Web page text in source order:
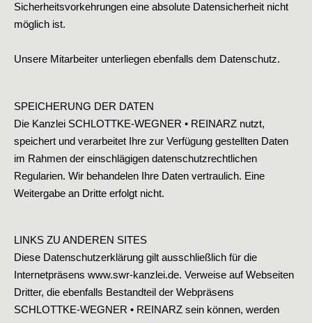
Sicherheitsvorkehrungen eine absolute Datensicherheit nicht
möglich ist.
Unsere Mitarbeiter unterliegen ebenfalls dem Datenschutz.
SPEICHERUNG DER DATEN
Die Kanzlei SCHLOTTKE-WEGNER • REINARZ nutzt,
speichert und verarbeitet Ihre zur Verfügung gestellten Daten
im Rahmen der einschlägigen datenschutzrechtlichen
Regularien. Wir behandelen Ihre Daten vertraulich. Eine
Weitergabe an Dritte erfolgt nicht.
LINKS ZU ANDEREN SITES
Diese Datenschutzerklärung gilt ausschließlich für die
Internetpräsens www.swr-kanzlei.de. Verweise auf Webseiten
Dritter, die ebenfalls Bestandteil der Webpräsens
SCHLOTTKE-WEGNER • REINARZ sein können, werden